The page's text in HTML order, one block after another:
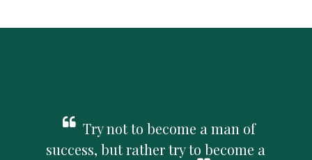
Try not to become a man of
success, but rather try to become a